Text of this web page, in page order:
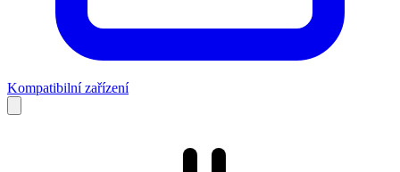
Kompatibilní zařízení